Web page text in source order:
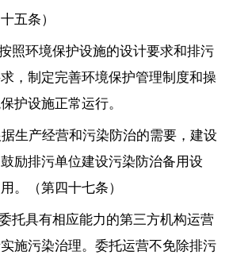
五条）
照环境保护设施的设计要求和排污
，制定完善环境保护管理制度和操
护设施正常运行。
生产经营和污染防治的需要，建设
励排污单位建设污染防治备用设
。（第四十七条）
托具有相应能力的第三方机构运营
施污染治理。委托运营不免除排污